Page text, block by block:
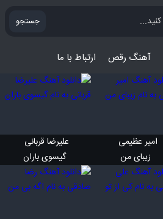
جستجو
آهنگ رقص ارتباط با ما
امیر عظیمی
زیبای من
علیرضا قربانی
گیسوی باران